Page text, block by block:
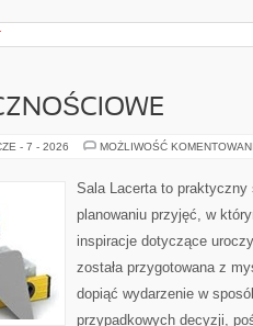
- 7 - 2026 MOŻLIWOŚĆ
Sala Lacerta to praktyczny
planowaniu przyjęć, w
inspiracje dotyczące
została przygotowana z
dopiąć wydarzenie w
przypadkowych decyzji,